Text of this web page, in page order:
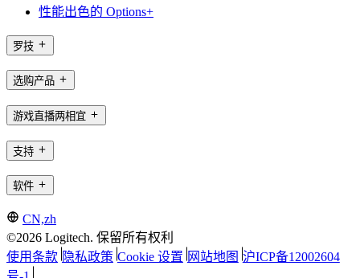
性能出色的 Options+
罗技
选购产品
游戏直播两相宜
支持
软件
CN,zh
©2026 Logitech. 保留所有权利
使用条款 隐私政策 Cookie 设置 网站地图 沪ICP备12002604